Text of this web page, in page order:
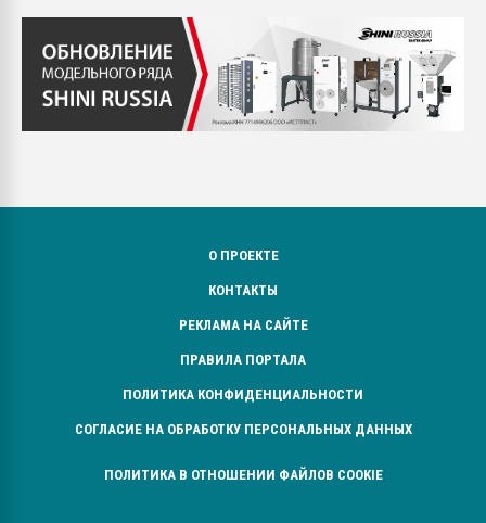
О ПРОЕКТЕ
КОНТАКТЫ
РЕКЛАМА НА САЙТЕ
ПРАВИЛА ПОРТАЛА
ПОЛИТИКА КОНФИДЕНЦИАЛЬНОСТИ
СОГЛАСИЕ НА ОБРАБОТКУ ПЕРСОНАЛЬНЫХ ДАННЫХ
ПОЛИТИКА В ОТНОШЕНИИ ФАЙЛОВ COOKIE